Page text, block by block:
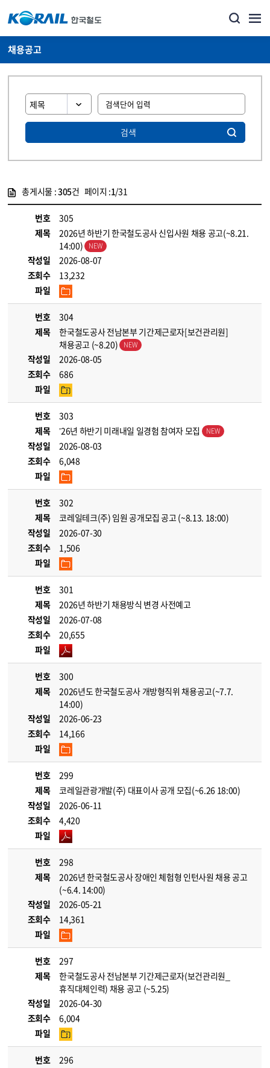
채용공고
검색
총게시물 :305건 페이지 :1/31
번호
305
제목
2026년 하반기 한국철도공사 신입사원 채용 공고(~8.21.
14:00)
작성일
2026-08-07
조회수
13,232
파일
번호
304
제목
한국철도공사 전남본부 기간제근로자[보건관리원]
채용공고 (~8.20)
작성일
2026-08-05
조회수
686
파일
번호
303
제목
’26년 하반기 미래내일 일경험 참여자 모집
작성일
2026-08-03
조회수
6,048
파일
번호
302
제목
코레일테크(주) 임원 공개모집 공고 (~8.13. 18:00)
작성일
2026-07-30
조회수
1,506
파일
번호
301
제목
2026년 하반기 채용방식 변경 사전예고
작성일
2026-07-08
조회수
20,655
파일
번호
300
제목
2026년도 한국철도공사 개방형직위 채용공고(~7.7.
14:00)
작성일
2026-06-23
조회수
14,166
파일
번호
299
제목
코레일관광개발(주) 대표이사 공개 모집(~6.26 18:00)
작성일
2026-06-11
조회수
4,420
파일
번호
298
제목
2026년 한국철도공사 장애인 체험형 인턴사원 채용 공고
(~6.4. 14:00)
작성일
2026-05-21
조회수
14,361
파일
번호
297
제목
한국철도공사 전남본부 기간제근로자(보건관리원_
휴직대체인력) 채용 공고 (~5.25)
작성일
2026-04-30
조회수
6,004
파일
번호
296